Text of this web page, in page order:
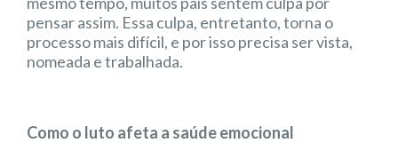
pensar assim. Essa culpa, entretanto, torna o
processo mais difícil, e por isso precisa ser vista,
nomeada e trabalhada.
Como o luto afeta a saúde emocional